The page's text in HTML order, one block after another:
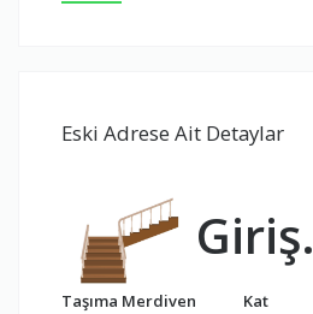
Eski Adrese Ait Detaylar
Taşıma Merdiven
Giriş.
Kat